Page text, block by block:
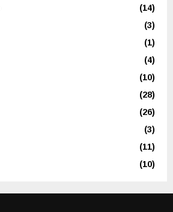
(14)
(3)
(1)
(4)
(10)
(28)
(26)
(3)
(11)
(10)